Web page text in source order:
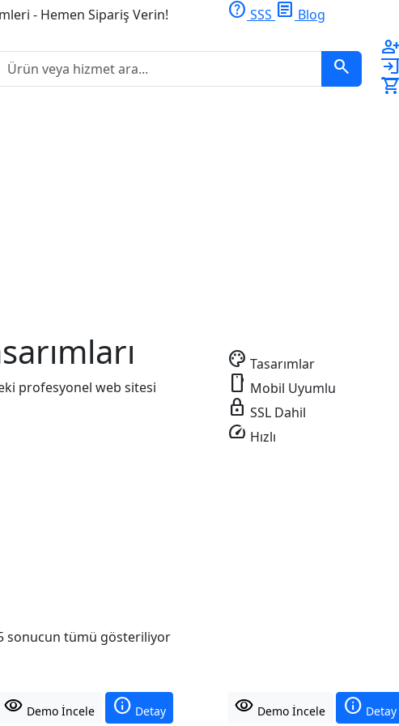
- Hemen Sipariş Verin! help SSS article Blog
search
person_add
profesyonel web sitesi
palette Tasarımlar
smartphone Mobil Uyumlu
lock SSL Dahil
speed Hızlı
sonucun tümü gösteriliyor
visibility Demo İncele info Detay visibility Demo İncele info Detay